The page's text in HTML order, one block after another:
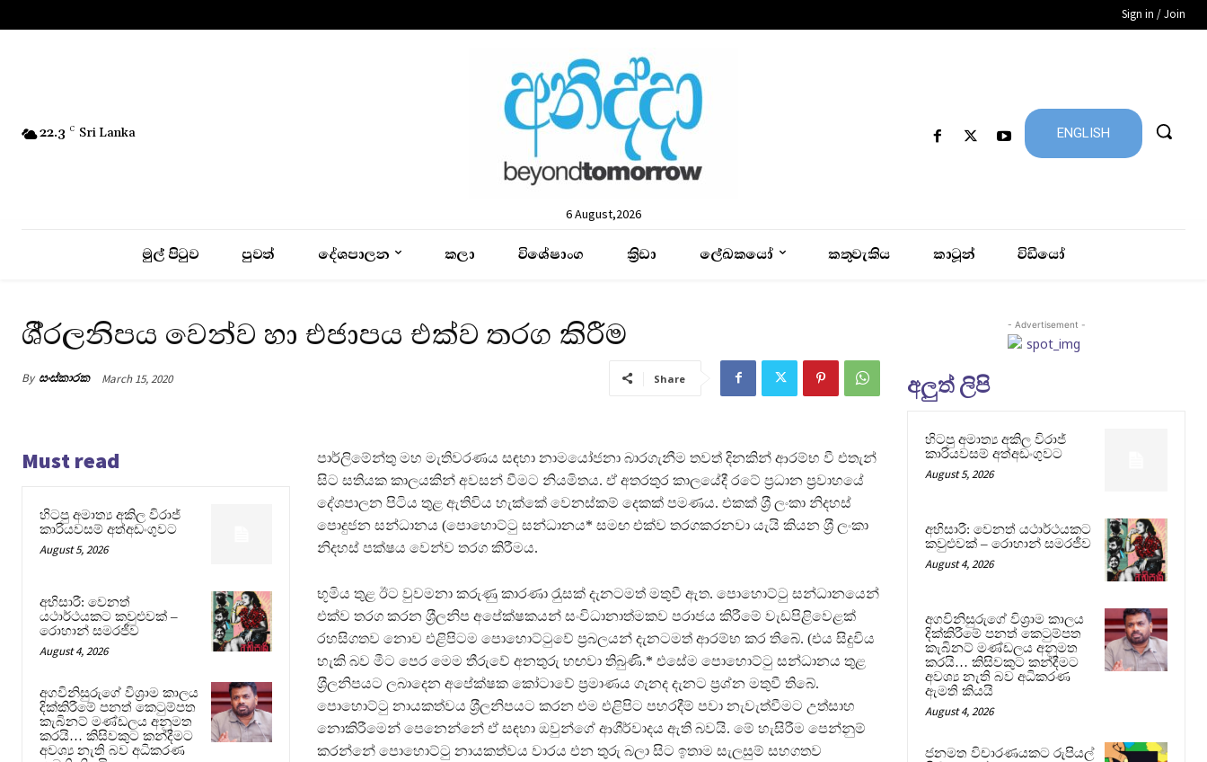
Sign in / Join
22.3 C Sri Lanka
6 August,2026
ENGLISH
මුල් පිටුව පුවත් දේශපාලන කලා විශේෂාංග ක්‍රිඩා ලේඛකයෝ කතුවැකිය කාටූන් විඩීයෝ
ශී‍්‍රලනිපය වෙන්ව හා එජාපය එක්ව තරග කිරීම
By සංස්කාරක March 15, 2020 Share
Must read
හිටපු අමාත්‍ය අකිල විරාජ්
කාරියවසම් අත්අඩංගුවට
August 5, 2026
අභිසාරී: වෙනත්
යථාර්ථයකට කවුළුවක් –
රොහාන් සමරජීව
August 4, 2026
අගවිනිසුරුගේ විශ්‍රාම කාලය
දික්කිරීමේ පනත් කෙටුම්පත
කැබිනට් මණ්ඩලය අනුමත
කරයි… කිසිවකුට කන්දීමට
අවශ්‍ය නැති බව අධිකරණ
පාර්ලිමේන්තු මහ මැතිවරණය සඳහා නාමයෝජනා බාරගැනීම තවත් දිනකින් ආරම්භ වී එතැන්
සිට සතියක කාලයකින් අවසන් වීමට නියමිතය. ඒ අතරතුර කාලයේදී රටේ ප‍්‍රධාන ප‍්‍රවාහයේ
දේශපාලන පිටිය තුළ ඇතිවිය හැක්කේ වෙනස්කම් දෙකක් පමණය. එකක් ශ‍්‍රී ලංකා නිදහස්
පොදුජන සන්ධානය (පොහොට්ටු සන්ධානය* සමඟ එක්ව තරගකරනවා යැයි කියන ශ‍්‍රී ලංකා
නිදහස් පක්ෂය වෙන්ව තරග කිරීමය.
භූමිය තුළ ඊට වුවමනා කරුණු කාරණා රැුසක් දැනටමත් මතුවී ඇත. පොහොට්ටු සන්ධානයෙන්
එක්ව තරග කරන ශ‍්‍රීලනිප අපේක්ෂකයන් සංවිධානාත්මකව පරාජය කිරීමේ වැඩපිළිවෙළක්
රහසිගතව නොව එළිපිටම පොහොට්ටුවේ ප‍්‍රබලයන් දැනටමත් ආරම්භ කර තිබේ. (එය සිදුවිය
හැකි බව මීට පෙර මෙම තීරුවේ අනතුරු හඟවා තිබුණි.* එසේම පොහොට්ටු සන්ධානය තුළ
ශ‍්‍රීලනිපයට ලබාදෙන අපේක්ෂක කෝටාවේ ප‍්‍රමාණය ගැනද දැනට ප‍්‍රශ්න මතුවී තිබේ.
පොහොට්ටු නායකත්වය ශ‍්‍රීලනිපයට කරන එම එළිපිට පහරදීම් පවා නැවැත්වීමට උත්සාහ
නොකිරීමෙන් පෙනෙන්නේ ඒ සඳහා ඔවුන්ගේ ආශීර්වාදය ඇති බවයි. මේ හැසිරීම පෙන්නුම්
කරන්නේ පොහොට්ටු නායකත්වය වාරය එන තුරු බලා සිට ඉතාම සැලසුම් සහගතව
- Advertisement -
අලුත් ලිපි
හිටපු අමාත්‍ය අකිල විරාජ්
කාරියවසම් අත්අඩංගුවට
August 5, 2026
අභිසාරී: වෙනත් යථාර්ථයකට
කවුළුවක් – රොහාන් සමරජීව
August 4, 2026
අගවිනිසුරුගේ විශ්‍රාම කාලය
දික්කිරීමේ පනත් කෙටුම්පත
කැබිනට් මණ්ඩලය අනුමත
කරයි… කිසිවකුට කන්දීමට
අවශ්‍ය නැති බව අධිකරණ
ඇමති කියයි
August 4, 2026
ජනමත විචාරණයකට රුපියල්